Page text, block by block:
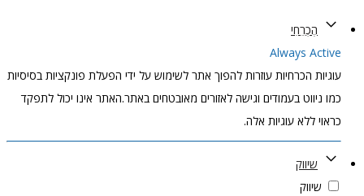
הֶכְרֵחִי
Always Active
עוגיות הכרחיות עוזרות להפוך אתר לשימוש על ידי הפעלת פונקציות בסיסיות
כמו ניווט בעמודים וגישה לאזורים מאובטחים באתר.האתר אינו יכול לתפקד
כראוי ללא עוגיות אלה.
שיווק
שיווק